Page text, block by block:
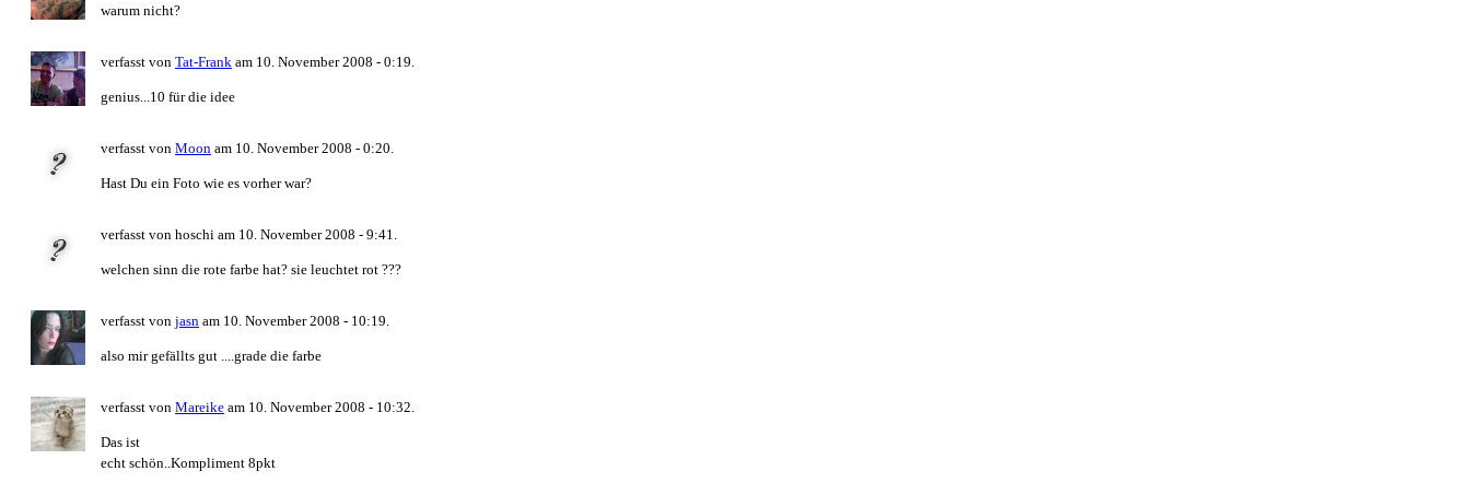
warum nicht?
verfasst von Tat-Frank am 10. November 2008 - 0:19.
genius...10 für die idee
verfasst von Moon am 10. November 2008 - 0:20.
Hast Du ein Foto wie es vorher war?
verfasst von hoschi am 10. November 2008 - 9:41.
welchen sinn die rote farbe hat? sie leuchtet rot ???
verfasst von jasn am 10. November 2008 - 10:19.
also mir gefällts gut ....grade die farbe
verfasst von Mareike am 10. November 2008 - 10:32.
Das ist
echt schön..Kompliment 8pkt